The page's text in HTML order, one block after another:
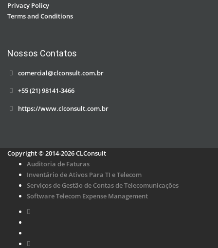
Privacy Policy
Terms and Conditions
Nossos Contatos
comercial@clconsult.com.br
+55 (21) 98141-3466
https://www.clconsult.com.br
Copyright © 2014-2026 CLConsult
Auditoria de Faturas
Inventário de Ativos Para TI e Telecom
Serviços de Gestão de Contas de Telecomunicações
Software Telecom Expense Management